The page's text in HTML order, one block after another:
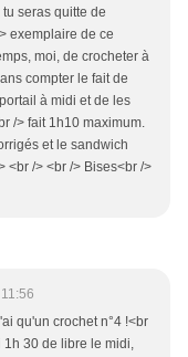
seras quitte de
exemplaire de ce
moi, de crocheter à
compter le fait de
à midi et de les
/> fait 1h10 maximum.
et le sandwich
<br /> <br /> Bises<br />
qu'un crochet n°4 !<br
1h 30 de libre le midi,